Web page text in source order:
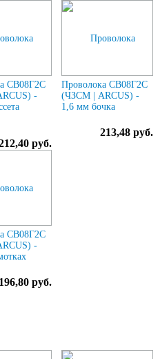
СВ08Г2С
-
руб.
Проволока СВ08Г2С
(ЧЗСМ | ARCUS) -
1,6 мм бочка
213,48 руб.
СВ08Г2С
-
196,80 руб.